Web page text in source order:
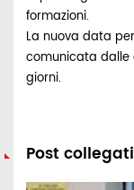
formazioni.
La nuova data
comunicata dalle
giorni.
Post collegati